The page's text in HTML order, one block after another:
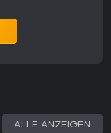
ALLE ANZEIGEN